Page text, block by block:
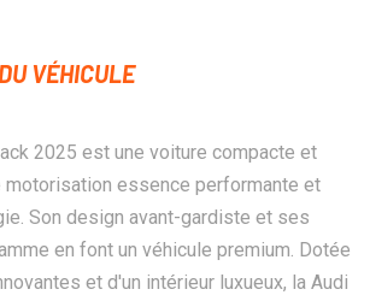
DU VÉHICULE
2025 est une voiture compacte et
motorisation essence performante et
Son design avant-gardiste et ses
en font un véhicule premium. Dotée
et d'un intérieur luxueux, la Audi